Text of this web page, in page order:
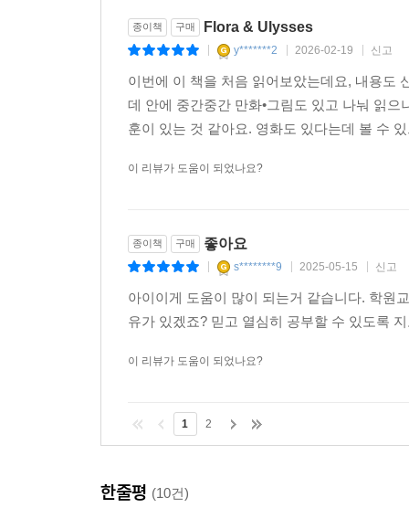
종이책 구매 Flora & Ulysses
y*******2 2026-02-19 신고
이번에 이 책을 처음 읽어보았는데요, 내용도
데 안에 중간중간 만화•그림도 있고 나눠 읽
훈이 있는 것 같아요. 영화도 있다는데 볼 수
이 리뷰가 도움이 되었나요?
종이책 구매 좋아요
s********9 2025-05-15 신고
아이이게 도움이 많이 되는거 같습니다. 학원
유가 있겠죠? 믿고 열심히 공부할 수 있도록
이 리뷰가 도움이 되었나요?
1 2
한줄평 (10건)